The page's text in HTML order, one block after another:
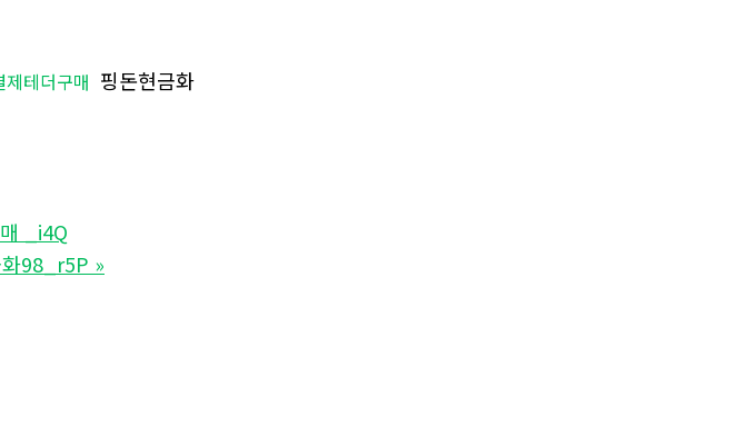
테더구매 핑돈현금화
_i4Q
98_r5P »